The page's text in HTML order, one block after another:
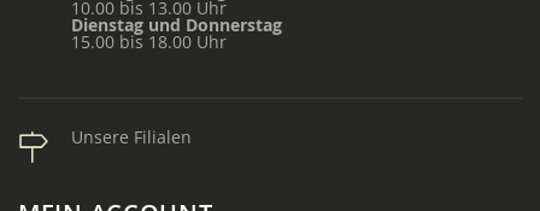
10.00 bis 13.00 Uhr
Dienstag und Donnerstag
15.00 bis 18.00 Uhr
Unsere Filialen